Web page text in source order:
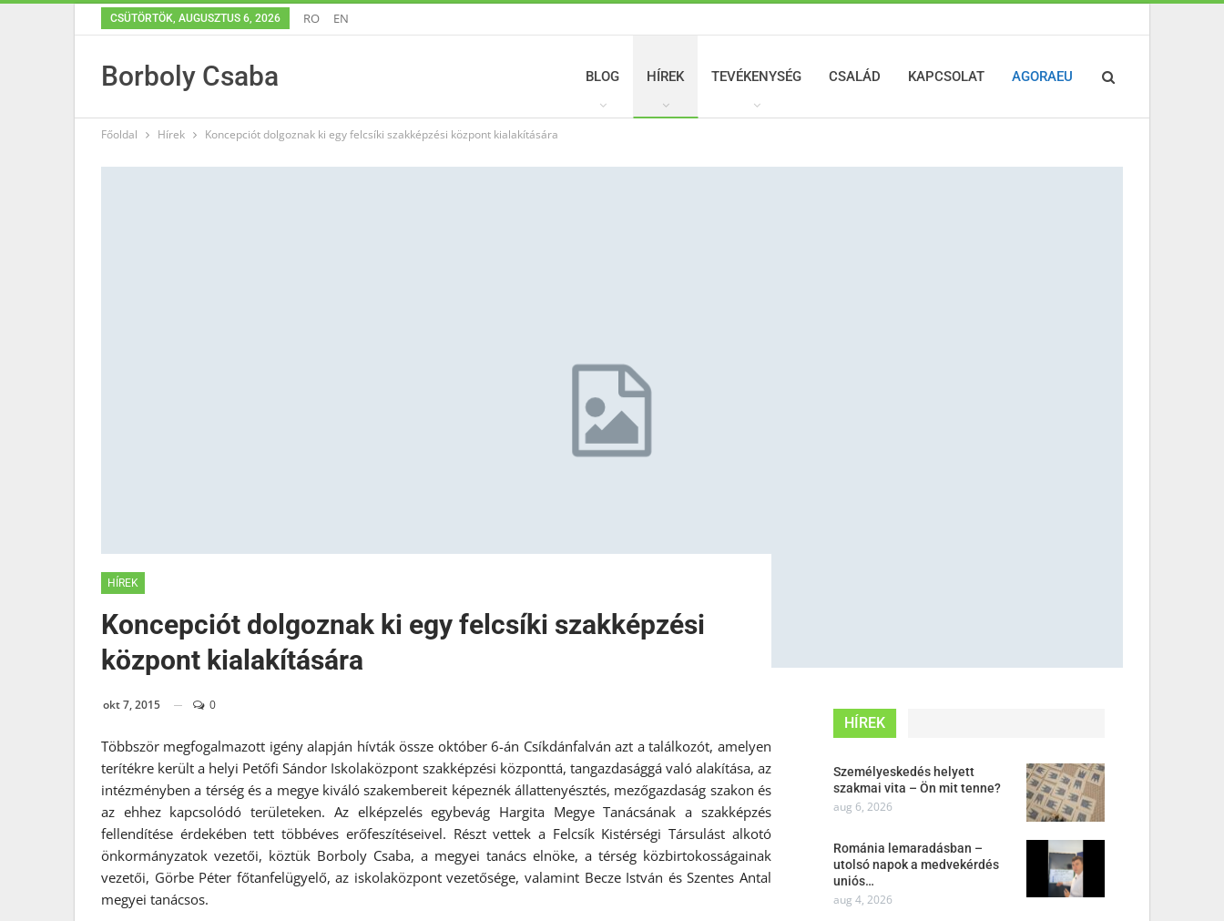
CSÜTÖRTÖK, AUGUSZTUS 6, 2026 RO EN
Borboly Csaba BLOG HÍREK TEVÉKENYSÉG CSALÁD KAPCSOLAT AGORAEU
Főoldal Hírek Koncepciót dolgoznak ki egy felcsíki szakképzési központ kialakítására
HÍREK
Koncepciót dolgoznak ki egy felcsíki szakképzési
központ kialakítására
okt 7, 2015 0
Többször megfogalmazott igény alapján hívták össze október 6-án Csíkdánfalván azt a találkozót, amelyen
terítékre került a helyi Petőfi Sándor Iskolaközpont szakképzési központtá, tangazdasággá való alakítása, az
intézményben a térség és a megye kiváló szakembereit képeznék állattenyésztés, mezőgazdaság szakon és
az ehhez kapcsolódó területeken. Az elképzelés egybevág Hargita Megye Tanácsának a szakképzés
fellendítése érdekében tett többéves erőfeszítéseivel. Részt vettek a Felcsík Kistérségi Társulást alkotó
önkormányzatok vezetői, köztük Borboly Csaba, a megyei tanács elnöke, a térség közbirtokosságainak
vezetői, Görbe Péter főtanfelügyelő, az iskolaközpont vezetősége, valamint Becze István és Szentes Antal
megyei tanácsos.
HÍREK
Személyeskedés helyett
szakmai vita – Ön mit tenne?
aug 6, 2026
Románia lemaradásban –
utolsó napok a medvekérdés
uniós…
aug 4, 2026